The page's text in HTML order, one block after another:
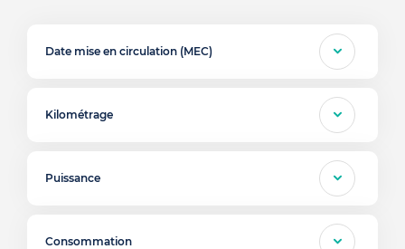
Date mise en circulation (MEC)
Kilométrage
Puissance
Consommation